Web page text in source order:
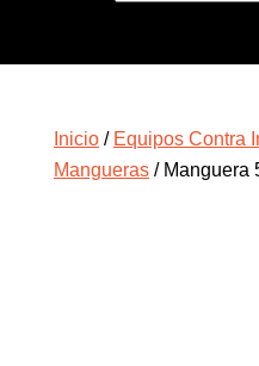
Inicio / Equipos Contra
Mangueras / Manguera